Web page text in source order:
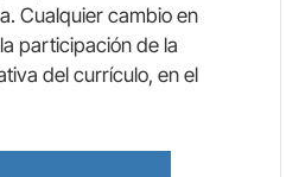
Cualquier cambio en
participación de la
del currículo, en el